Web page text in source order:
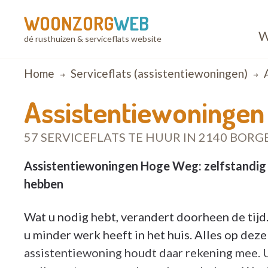
WOONZORGWEB
dé rusthuizen & serviceflats website
Breadcrumb
Home Serviceflats (assistentiewoningen)
57 SERVICEFLATS TE HUUR IN 2140
Assistentiewoningen Hoge Weg:
hebben
Wat u nodig hebt, verandert doorheen de
u minder werk heeft in het huis. Alles op
assistentiewoning houdt daar rekening